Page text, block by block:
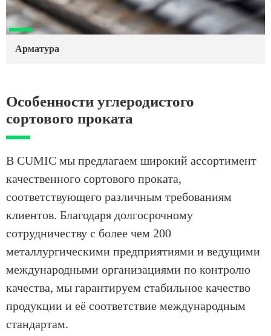
Арматура
Особенности углеродистого
сортового проката
В CUMIC мы предлагаем широкий ассортимент
качественного сортового проката,
соответствующего различным требованиям
клиентов. Благодаря долгосрочному
сотрудничеству с более чем 200
металлургическими предприятиями и ведущими
международными организациями по контролю
качества, мы гарантируем стабильное качество
продукции и её соответствие международным
стандартам.